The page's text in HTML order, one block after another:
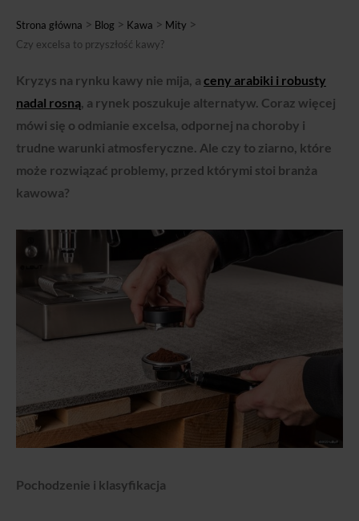
Strona główna > Blog > Kawa > Mity >
Czy excelsa to przyszłość kawy?
Kryzys na rynku kawy nie mija, a ceny arabiki i robusty
nadal rosną, a rynek poszukuje alternatyw. Coraz więcej
mówi się o odmianie excelsa, odpornej na choroby i
trudne warunki atmosferyczne. Ale czy to ziarno, które
może rozwiązać problemy, przed którymi stoi branża
kawowa?
Pochodzenie i klasyfikacja